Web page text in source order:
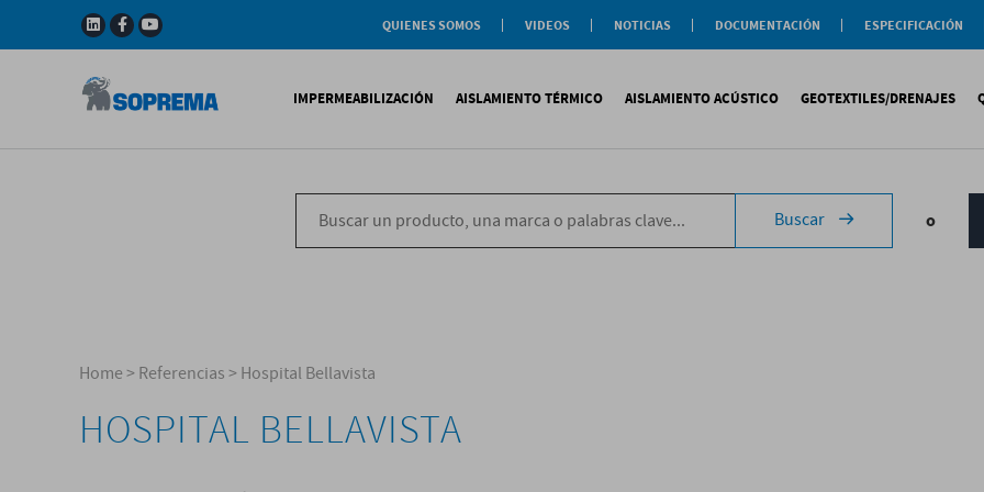
QUIENES SOMOS
VIDEOS
NOTICIAS
DOCUMENTACIÓN
Documentación General
ESPECIFICACIÓN
Certificaciones
IMPERMEABILIZACIÓN
Impermeabilización Bituminosa
Impermeabilización Sintética
Impermeabilización Líquida
AISLAMIENTO TÉRMICO
XPS
Texlosa
PIR
AISLAMIENTO ACÚSTICO
Tecsound®
Texfon
Texsilen
GEOTEXTILES/DRENAJES
Geotextiles
Drenajes
Buscar o
Home>Referencias>Hospital Bellavista
HOSPITAL BELLAVISTA